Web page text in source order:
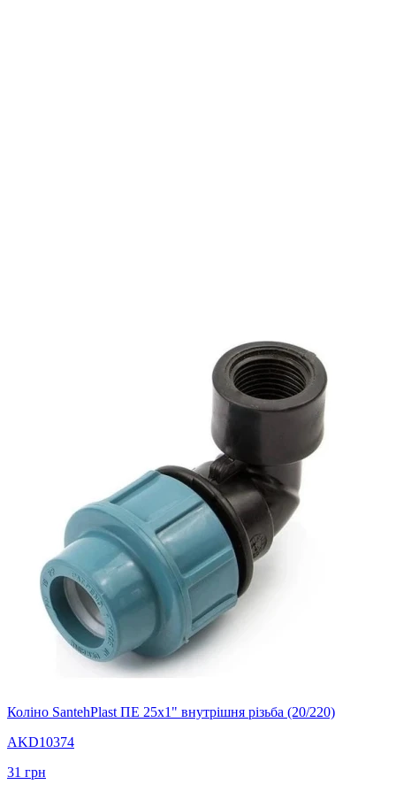
Коліно SantehPlast ПЕ 25x1" внутрішня різьба (20/220)
AKD10374
31 грн